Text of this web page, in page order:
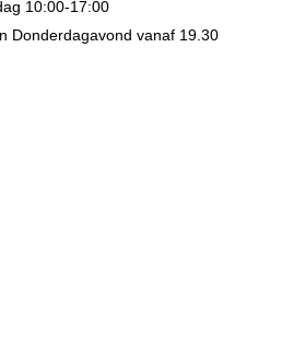
10:00-17:00
Donderdagavond vanaf 19.30